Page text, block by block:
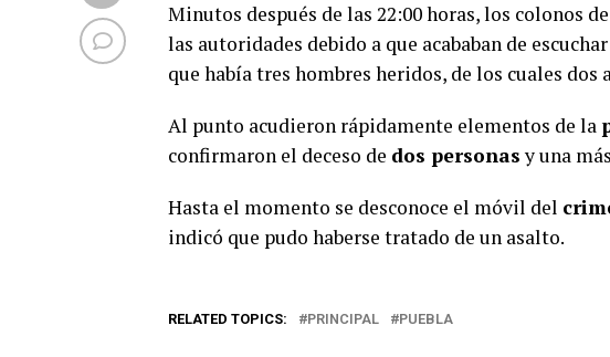
Minutos después de las 22:00 horas, los colonos de
las autoridades debido a que acababan de
que había tres hombres heridos, de los cuales
Al punto acudieron rápidamente elementos de la
confirmaron el deceso de dos personasy una
Hasta el momento se desconoce el móvil del
indicó que pudo haberse tratado de un asalto.
RELATED TOPICS: PRINCIPAL PUEBLA